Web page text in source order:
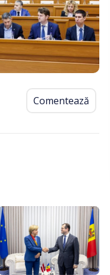
Comentează